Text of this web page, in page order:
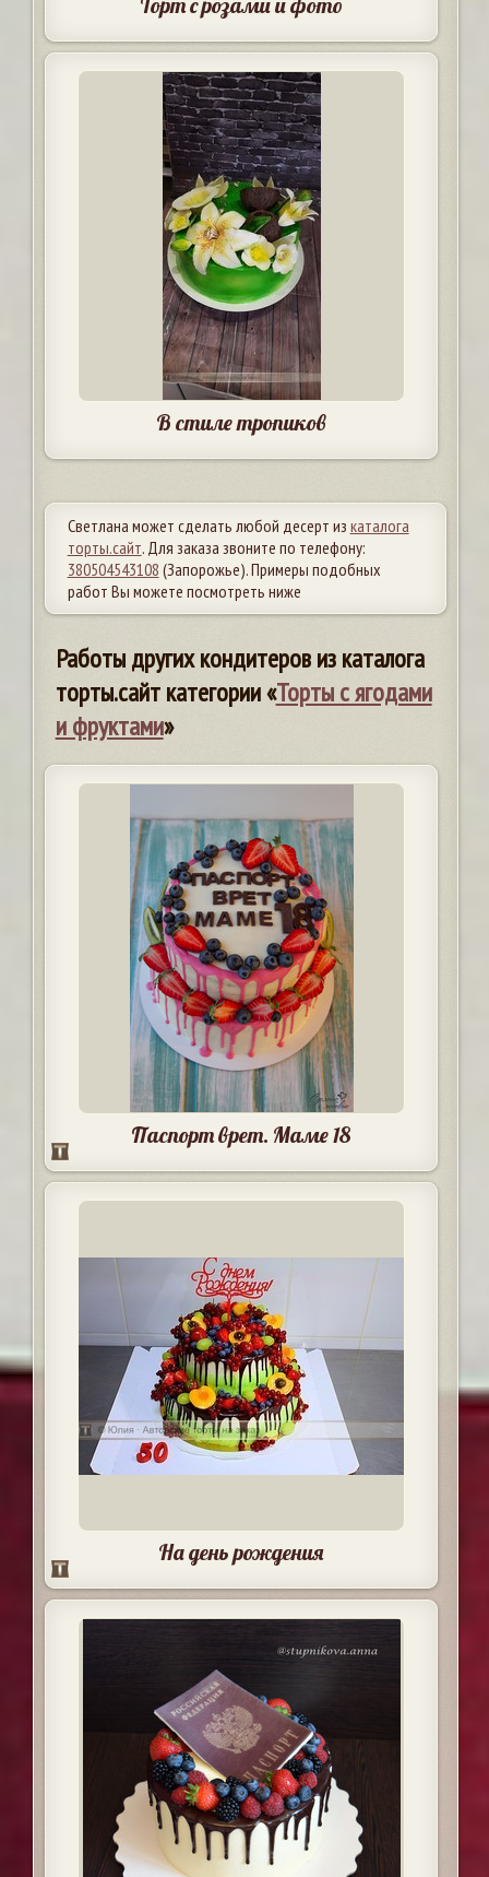
В стиле тропиков
Светлана может сделать любой десерт из каталога
торты.сайт. Для заказа звоните по телефону:
380504543108 (Запорожье). Примеры подобных
работ Вы можете посмотреть ниже
Работы других кондитеров из каталога
торты.сайт категории «Торты с ягодами
и фруктами»
Паспорт врет. Маме 18
На день рождения